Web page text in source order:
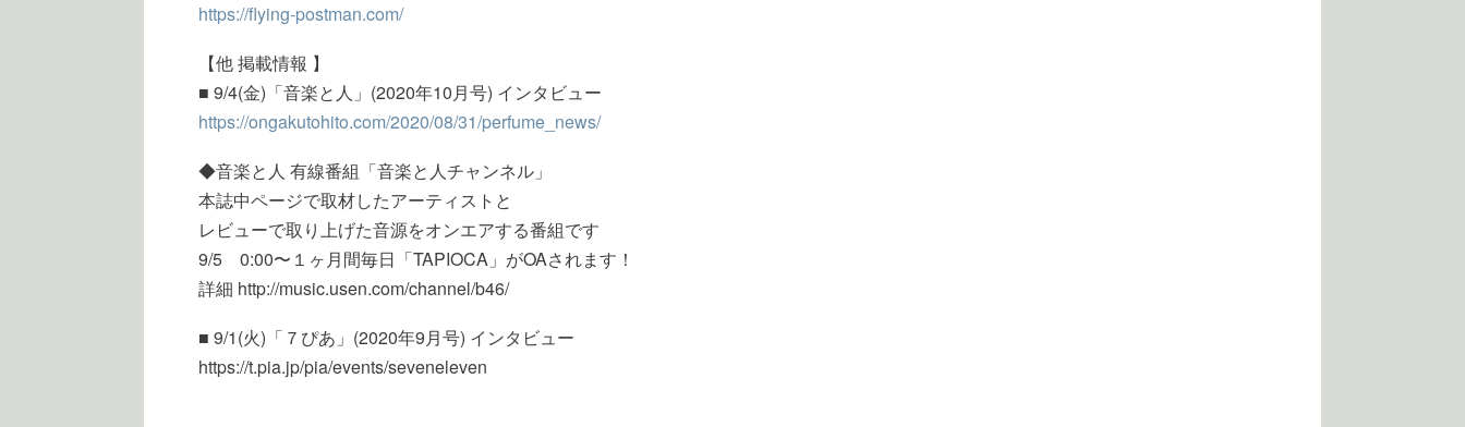
https://flying-postman.com/
【他 掲載情報 】
■ 9/4(金)「音楽と人」(2020年10月号) インタビュー
https://ongakutohito.com/2020/08/31/perfume_news/
◆音楽と人 有線番組「音楽と人チャンネル」
本誌中ページで取材したアーティストと
レビューで取り上げた音源をオンエアする番組です
9/5 0:00〜１ヶ月間毎日「TAPIOCA」がOAされます！
詳細 http://music.usen.com/channel/b46/
■ 9/1(火)「７ぴあ」(2020年9月号) インタビュー
https://t.pia.jp/pia/events/seveneleven